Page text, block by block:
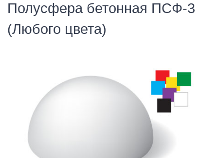
Полусфера бетонная ПСФ-3
(Любого цвета)